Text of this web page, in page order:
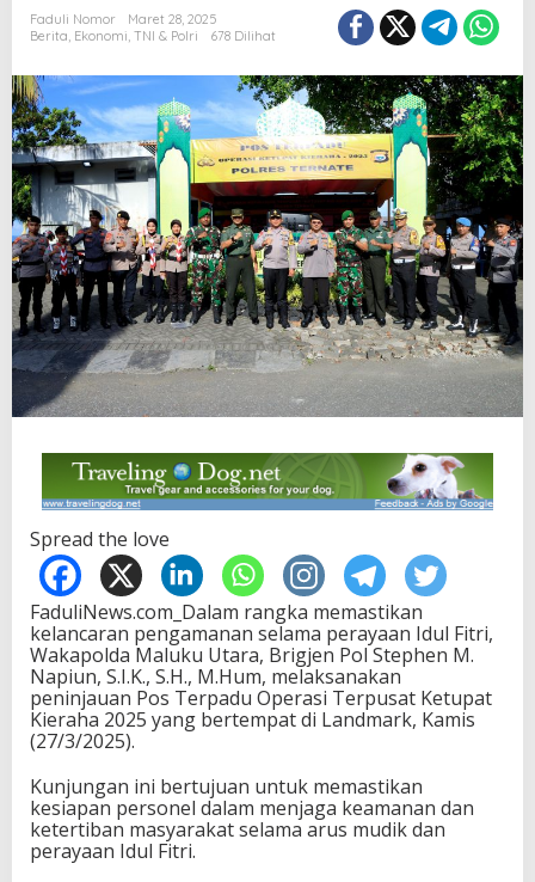
Faduli Nomor
Maret 28, 2025
Berita, Ekonomi, TNI & Polri 678 Dilihat
Spread the love
FaduliNews.com_Dalam rangka memastikan
kelancaran pengamanan selama perayaan Idul Fitri,
Wakapolda Maluku Utara, Brigjen Pol Stephen M.
Napiun, S.I.K., S.H., M.Hum, melaksanakan
peninjauan Pos Terpadu Operasi Terpusat Ketupat
Kieraha 2025 yang bertempat di Landmark, Kamis
(27/3/2025).
Kunjungan ini bertujuan untuk memastikan
kesiapan personel dalam menjaga keamanan dan
ketertiban masyarakat selama arus mudik dan
perayaan Idul Fitri.